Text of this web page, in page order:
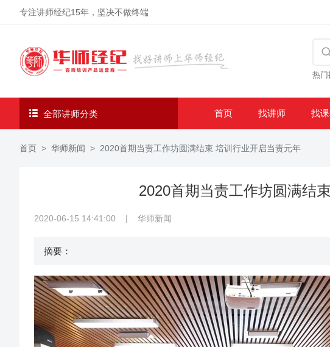
专注讲师经纪15年 ，坚决不做终端
热门
全部讲师分类 首页 找讲师 找
首页 华师新闻 2020首期当责工作坊圆满结束 培训行业开启当责元年
2020首期当责工作坊圆满结
2020-06-15 14:41:00 | 华师新闻
摘要：